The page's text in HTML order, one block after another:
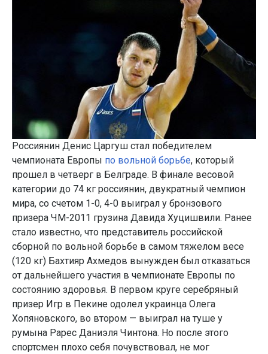
Россиянин Денис Царгуш стал победителем
чемпионата Европы по вольной борьбе, который
прошел в четверг в Белграде. В финале весовой
категории до 74 кг россиянин, двукратный чемпион
мира, со счетом 1-0, 4-0 выиграл у бронзового
призера ЧМ-2011 грузина Давида Хуцишвили. Ранее
стало известно, что представитель российской
сборной по вольной борьбе в самом тяжелом весе
(120 кг) Бахтияр Ахмедов вынужден был отказаться
от дальнейшего участия в чемпионате Европы по
состоянию здоровья. В первом круге серебряный
призер Игр в Пекине одолел украинца Олега
Хопяновского, во втором — выиграл на туше у
румына Рарес Даниэля Чинтона. Но после этого
спортсмен плохо себя почувствовал, не мог